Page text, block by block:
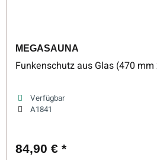
MEGASAUNA
Funkenschutz aus Glas (470
Verfügbar
A1841
84,90 € *